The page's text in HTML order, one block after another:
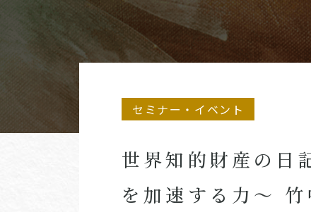
セミナー・イベント
世界知的財産の日
を加速する力～